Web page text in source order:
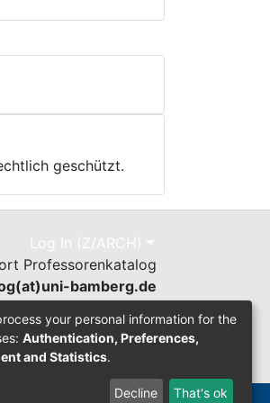
geschützt.
Log In (Z/ARCH)
Professorenkatalog
bamberg.de
your personal information for the
Authentication, Preferences,
and Statistics.
Decline That's ok